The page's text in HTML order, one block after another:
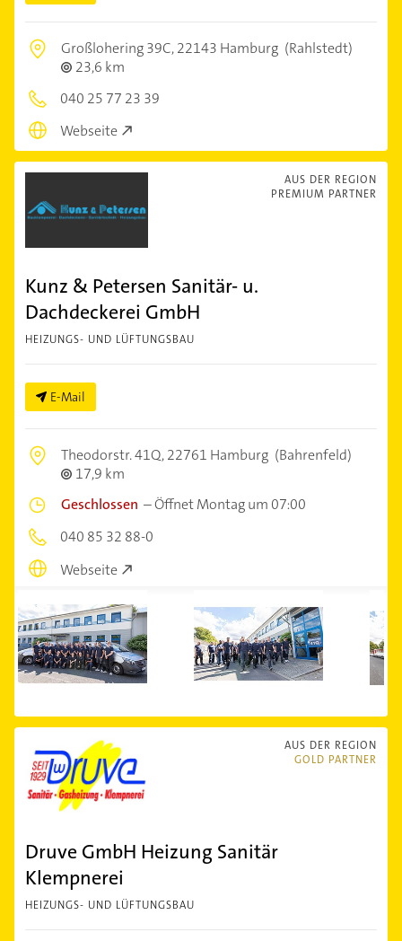
Großlohering 39C,22143 Hamburg (Rahlstedt)
23,6 km
040 25 77 23 39
Webseite
AUS DER REGION
PREMIUM PARTNER
Kunz & Petersen Sanitär- u.
Dachdeckerei GmbH
HEIZUNGS- UND LÜFTUNGSBAU
E-Mail
Theodorstr. 41Q,22761 Hamburg (Bahrenfeld)
17,9 km
Geschlossen –Öffnet Montag um 07:00
040 85 32 88-0
Webseite
AUS DER REGION
GOLD PARTNER
Druve GmbH Heizung Sanitär
Klempnerei
HEIZUNGS- UND LÜFTUNGSBAU